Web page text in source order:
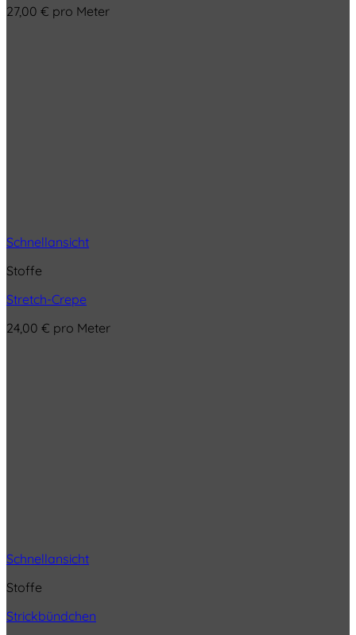
27,00 € pro Meter
Schnellansicht
Stoffe
Stretch-Crepe
24,00 € pro Meter
Schnellansicht
Stoffe
Strickbündchen